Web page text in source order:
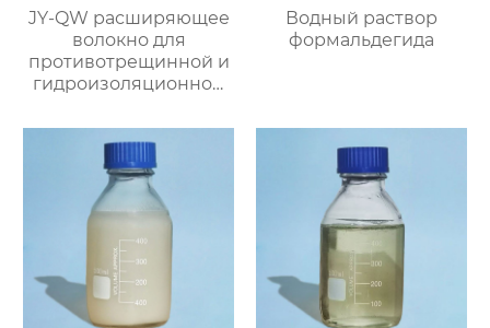
JY-QW расширяющее
волокно для
противотрещинной и
гидроизоляционной
Водный раствор
формальдегида